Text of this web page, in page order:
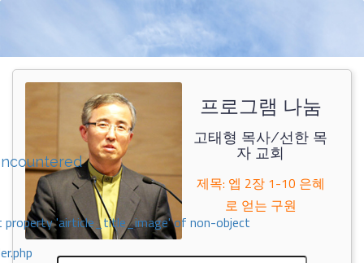
property 'airticle_title_image' of non-object
프로그램 나눔
고태형 목사/선한 목
자 교회
제목: 엡 2장 1-10 은혜
로 얻는 구원